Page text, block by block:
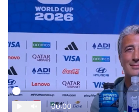
00:00